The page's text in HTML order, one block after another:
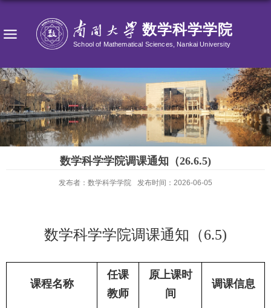
数学科学学院调课通知（26.6.5)
发布者：数学科学学院 发布时间：2026-06-05
数学科学学院调课通知（6.5)
课程名称
任课
教师
原上课时
间
调课信息